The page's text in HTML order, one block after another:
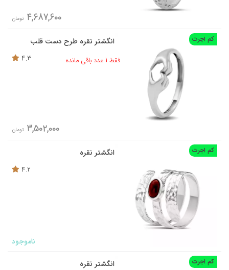
4,687,600 تومان
کم اجرت
انگشتر نقره طرح دست قلب
فقط 1 عدد باقی مانده
4.3
3,502,000 تومان
کم اجرت
انگشتر نقره
4.2
ناموجود
کم اجرت
انگشتر نقره